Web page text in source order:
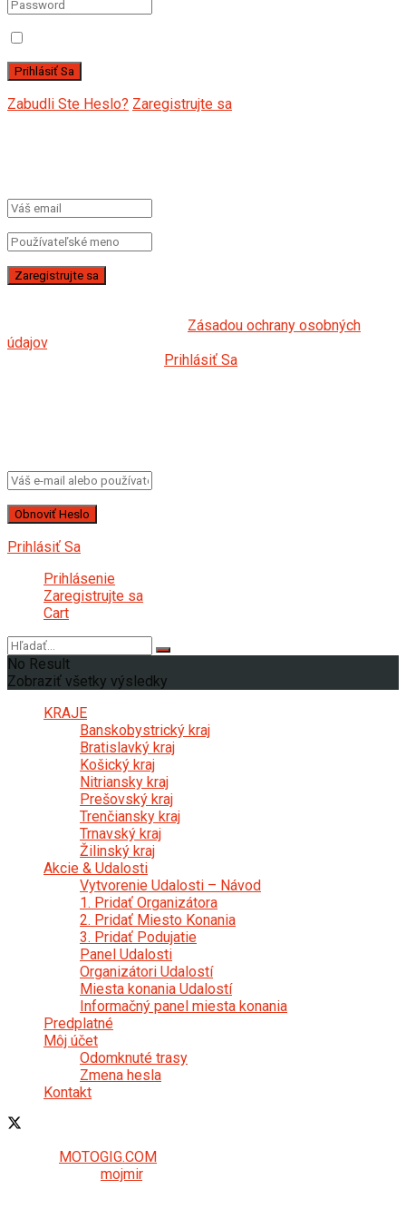
Zabudli Ste Heslo? Zaregistrujte sa
Zásadou ochrany osobných
údajov.
Prihlásiť Sa
Prihlásiť Sa
Prihlásenie
Zaregistrujte sa
Cart
No Result
Zobraziť všetky výsledky
KRAJE
Banskobystrický kraj
Bratislavký kraj
Košický kraj
Nitriansky kraj
Prešovský kraj
Trenčiansky kraj
Trnavský kraj
Žilinský kraj
Akcie & Udalosti
Vytvorenie Udalosti – Návod
1. Pridať Organizátora
2. Pridať Miesto Konania
3. Pridať Podujatie
Panel Udalosti
Organizátori Udalostí
Miesta konania Udalostí
Informačný panel miesta konania
Predplatné
Môj účet
Odomknuté trasy
Zmena hesla
Kontakt
MOTOGIG.COM
mojmir.